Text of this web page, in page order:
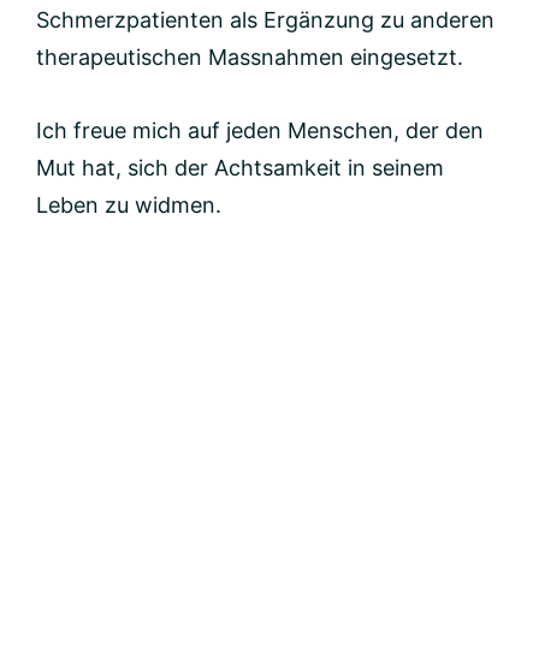
Schmerzpatienten als Ergänzung zu anderen
therapeutischen Massnahmen eingesetzt.
Ich freue mich auf jeden Menschen, der den
Mut hat, sich der Achtsamkeit in seinem
Leben zu widmen.